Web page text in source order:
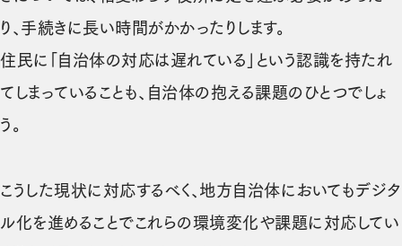
り、手続きに長い時間がかかったりします。
住民に「自治体の対応は遅れている」という認識を持たれ
てしまっていることも、自治体の抱える課題のひとつでしょ
う。
こうした現状に対応するべく、地方自治体においてもデジタ
ル化を進めることでこれらの環境変化や課題に対応してい